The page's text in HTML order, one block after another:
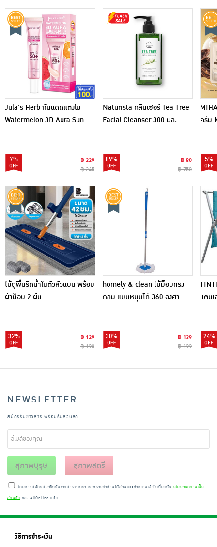
Jula's Herb กันแดดแตงโม
Watermelon 3D Aura Sun
7%
฿ 229
฿ 245
Naturista คลีนเซอร์ Tea Tree
Facial Cleanser 300 มล.
89%
฿ 80
฿ 750
ครีม
5%
ไม้ถูพื้นรีดน้ำในตัวหัวแบน พร้อม
ผ้าม็อบ 2 ผืน
32%
฿ 129
฿ 190
homely & clean ไม้ม็อบทรง
กลม แบบหมุนได้ 360 องศา
30%
฿ 139
฿ 199
แตน
24%
NEWSLETTER
สมัครรับข่าวสาร พร้อมรับส่วนลด
สุภาพบุรุษ สุภาพสตรี
โดยการสมัครสมาชิกรับข่าวสารจากเรา เราทราบว่าท่านได้อ่านและทำความเข้าใจเกี่ยวกับ นโยบายความเป็น
ส่วนตัว ของ AllOnline แล้ว
วิธีการชำระเงิน